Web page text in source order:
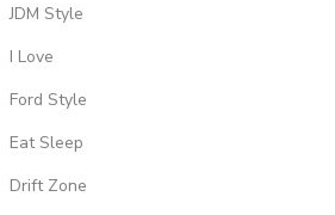
JDM Style
I Love
Ford Style
Eat Sleep
Drift Zone